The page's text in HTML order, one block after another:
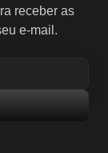
receber as
e-mail.